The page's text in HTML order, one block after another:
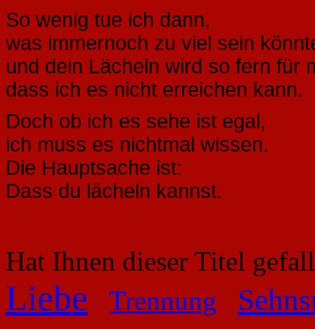
So wenig tue ich dann,
was immernoch zu viel sein
und dein Lächeln wird so fern für
dass ich es nicht erreichen kann.
Doch ob ich es sehe ist egal,
ich muss es nichtmal wissen.
Die Hauptsache ist:
Dass du lächeln kannst.
Hat Ihnen dieser Titel
Liebe Trennung